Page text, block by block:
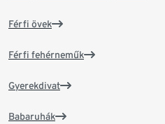
Férfi övek
Férfi fehérneműk
Gyerekdivat
Babaruhák